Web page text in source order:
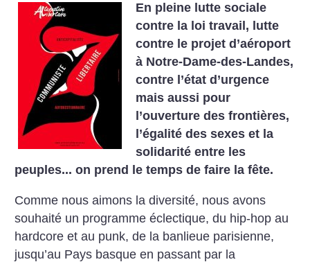
En pleine lutte sociale
contre la loi travail, lutte
contre le projet d’aéroport
à Notre-Dame-des-Landes,
contre l’état d’urgence
mais aussi pour
l’ouverture des frontières,
l’égalité des sexes et la
solidarité entre les
peuples... on prend le temps de faire la fête.
Comme nous aimons la diversité, nous avons
souhaité un programme éclectique, du hip-hop au
hardcore et au punk, de la banlieue parisienne,
jusqu’au Pays basque en passant par la